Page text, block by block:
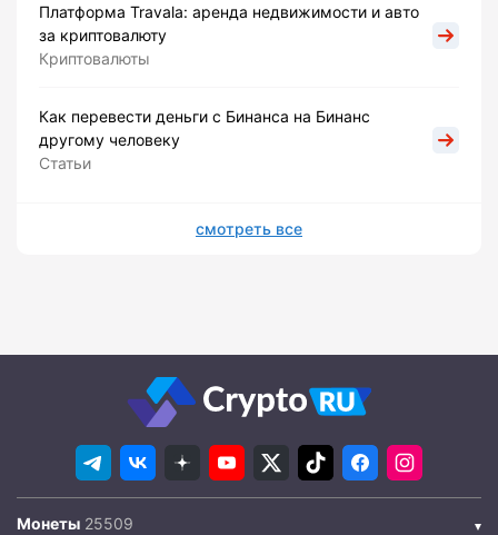
Платформа Travala: аренда недвижимости и авто
за криптовалюту
Криптовалюты
Как перевести деньги с Бинанса на Бинанс
другому человеку
Статьи
смотреть все
Монеты